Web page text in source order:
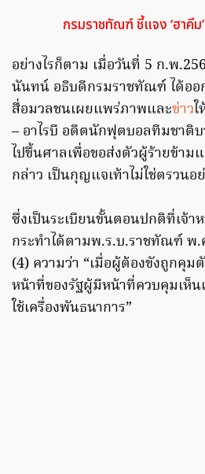
กรมราชทัณฑ์ ชี้แจง ‘ฮาคี
อย่างไรก็ตาม เมื่อวันที่ 5 ก.พ
นันทน์ อธิบดีกรมราชทัณฑ์ ได้อ
สื่อมวลชนเผยแพร่ภาพและข่าว
– อาไรบี อดีตนักฟุตบอลทีมชาติ
ไปขึ้นศาลเพื่อขอส่งตัวผู้ร้ายข้า
กล่าว เป็นกุญแจเท้าไม่ใช่ตรวนอ
ซึ่งเป็นระเบียนขั้นตอนปกติที่เจ้
กระทำได้ตามพ.ร.บ.ราชทัณฑ์ พ.
(4) ความว่า “เมื่อผู้ต้องขังถูกคุม
หน้าที่ของรัฐผู้มีหน้าที่ควบคุมเห็
ใช้เครื่องพันธนาการ”